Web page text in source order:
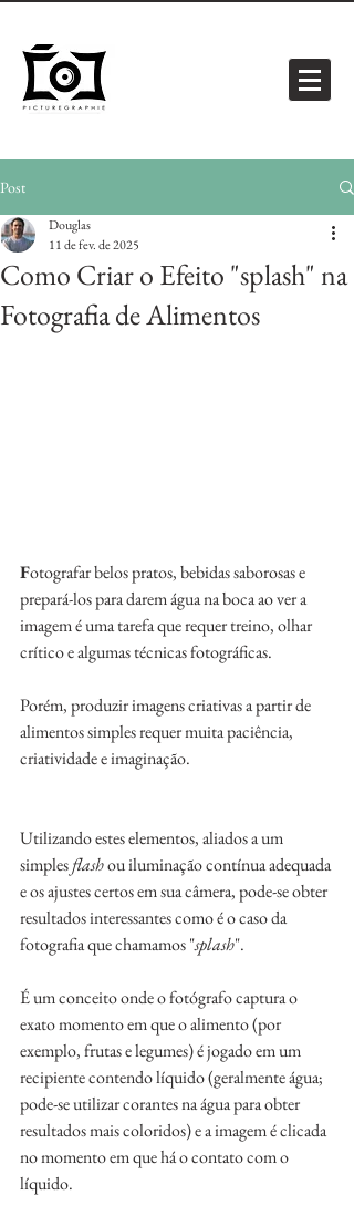
Post
Como Criar o Efeito "splash" na
Fotografia de Alimentos
Douglas
11 de fev. de 2025
Fotografar belos pratos, bebidas saborosas e
prepará-los para darem água na boca ao ver a
imagem é uma tarefa que requer treino, olhar
crítico e algumas técnicas fotográficas.
Porém, produzir imagens criativas a partir de
alimentos simples requer muita paciência,
criatividade e imaginação.
Utilizando estes elementos, aliados a um
simples flash ou iluminação contínua adequada
e os ajustes certos em sua câmera, pode-se obter
resultados interessantes como é o caso da
fotografia que chamamos "splash".
É um conceito onde o fotógrafo captura o
exato momento em que o alimento (por
exemplo, frutas e legumes) é jogado em um
recipiente contendo líquido (geralmente água;
pode-se utilizar corantes na água para obter
resultados mais coloridos) e a imagem é clicada
no momento em que há o contato com o
líquido.